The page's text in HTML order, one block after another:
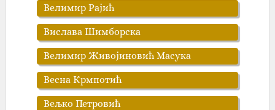
Велимир Рајић
Вислава Шимборска
Велимир Живојиновић Масука
Весна Крмпотић
Вељко Петровић